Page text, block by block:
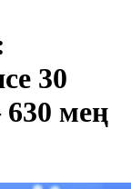
30
мең